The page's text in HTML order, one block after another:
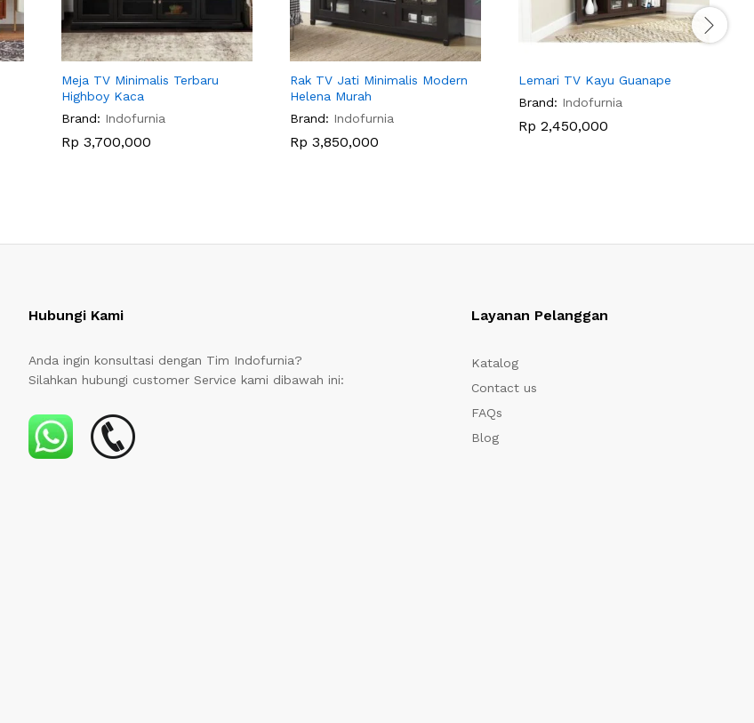
Meja TV Minimalis Terbaru
Highboy Kaca
Brand: Indofurnia
Rp 3,700,000
Rak TV Jati Minimalis Modern
Helena Murah
Brand: Indofurnia
Rp 3,850,000
Lemari TV Kayu Guanape
Brand: Indofurnia
Rp 2,450,000
Hubungi Kami
Anda ingin konsultasi dengan Tim Indofurnia?
Silahkan hubungi customer Service kami dibawah ini:
Layanan Pelanggan
Katalog
Contact us
FAQs
Blog